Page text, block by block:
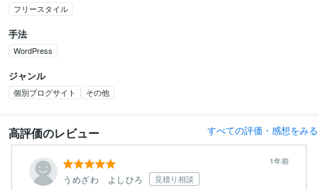
フリースタイル
手法
WordPress
ジャンル
個別ブログサイト その他
高評価のレビュー すべての評価・感想をみる
うめざわ よしひろ 見積り相談
1年前